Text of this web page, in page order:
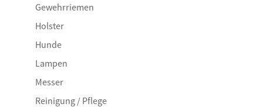
Gewehrriemen
Holster
Hunde
Lampen
Messer
Reinigung / Pflege